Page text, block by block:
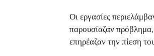
Οι εργασίες
παρουσίαζαν
επηρέαζαν την πίεση